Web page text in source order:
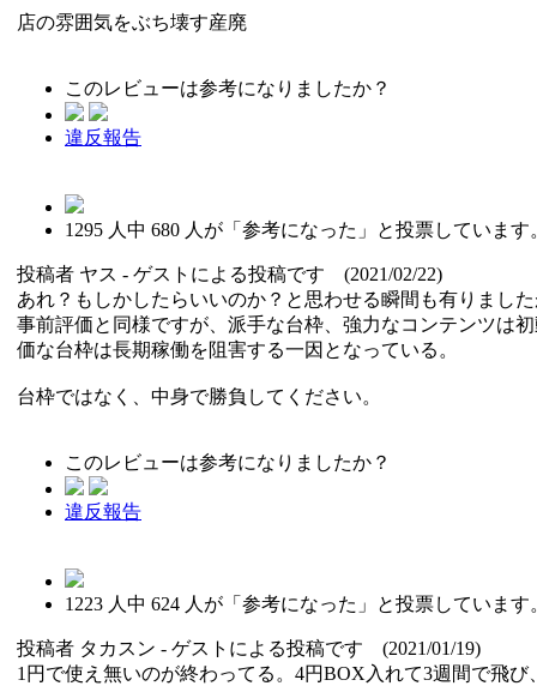
店の雰囲気をぶち壊す産廃
このレビューは参考になりましたか？
違反報告
1295 人中 680 人が「参考になった」と投票しています
投稿者 ヤス - ゲストによる投稿です (2021/02/22)
あれ？もしかしたらいいのか？と思わせる瞬間も有りまし
事前評価と同様ですが、派手な台枠、強力なコンテンツは
価な台枠は長期稼働を阻害する一因となっている。
台枠ではなく、中身で勝負してください。
このレビューは参考になりましたか？
違反報告
1223 人中 624 人が「参考になった」と投票しています
投稿者 タカスン - ゲストによる投稿です (2021/01/19)
1円で使え無いのが終わってる。4円BOX入れて3週間で飛